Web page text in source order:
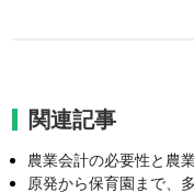
関連記事
農業会計の必要性と農
原発から保育園まで、